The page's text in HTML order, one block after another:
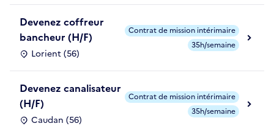
Devenez coffreur
bancheur (H/F)
Lorient (56)
Contrat de mission intérimaire
35h/semaine
Devenez canalisateur
(H/F)
Caudan (56)
Contrat de mission intérimaire
35h/semaine